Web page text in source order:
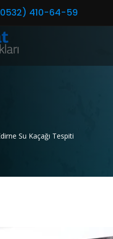
410-64-59
Su Kaçağı Tespiti